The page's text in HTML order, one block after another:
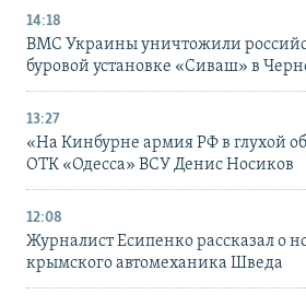
14:18
ВМС Украины уничтожили
буровой установке «Сиваш» в
13:27
«На Кинбурне армия РФ в глухой
ОТК «Одесса» ВСУ Денис Носиков
12:08
Журналист Есипенко рассказал о
крымского автомеханика Шведа